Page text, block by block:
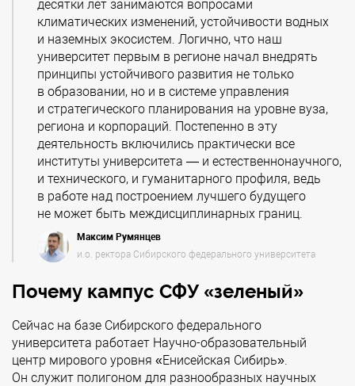
десятки лет занимаются вопросами
климатических изменений, устойчивости водных
и наземных экосистем. Логично, что наш
университет первым в регионе начал внедрять
принципы устойчивого развития не только
в образовании, но и в системе управления
и стратегического планирования на уровне вуза,
региона и корпораций. Постепенно в эту
деятельность включились практически все
институты университета — и естественнонаучного,
и технического, и гуманитарного профиля, ведь
в работе над построением лучшего будущего
не может быть междисциплинарных границ.
Максим Румянцев
и.о. ректора Сибирского федерального университета
Почему кампус СФУ «зеленый»
Сейчас на базе Сибирского федерального
университета работает Научно-образовательный
центр мирового уровня «Енисейская Сибирь».
Он служит полигоном для разнообразных научных